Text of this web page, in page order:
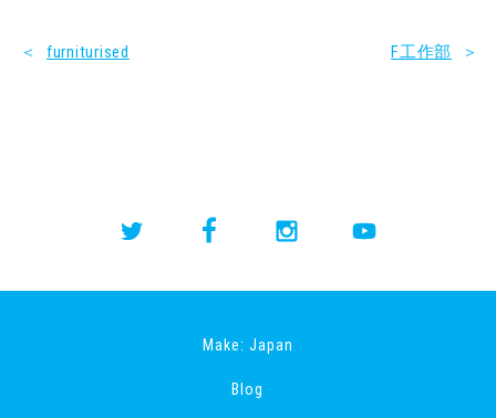
＜ furniturised F工作部 ＞
Make: Japan
Blog